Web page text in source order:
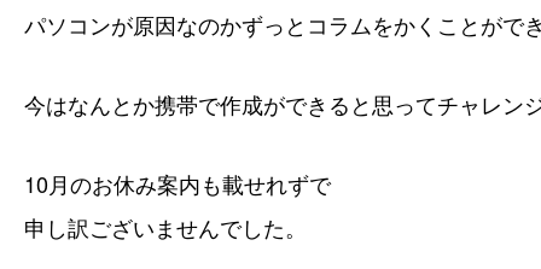
パソコンが原因なのかずっとコラムをかくことがで
今はなんとか携帯で作成ができると思ってチャレン
10月のお休み案内も載せれずで
申し訳ございませんでした。